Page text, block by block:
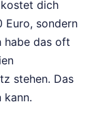
dich
sondern
habe das oft
stehen. Das
kann.